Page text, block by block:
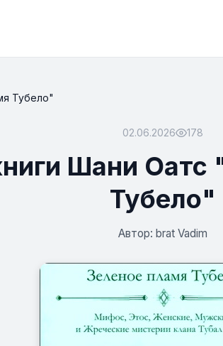
Тубело"
02.06.2026 178
Шани Оатс
Тубело"
Автор: brat Vadim